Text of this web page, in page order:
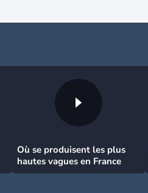
Où se produisent les plus
hautes vagues en France